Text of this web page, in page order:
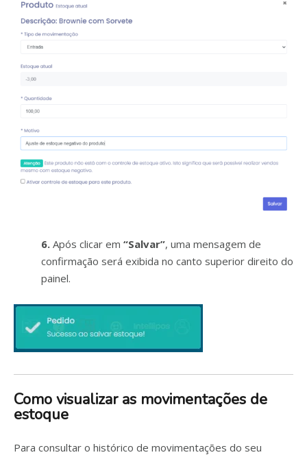
6. Após clicar em “Salvar”, uma mensagem de
confirmação será exibida no canto superior direito do
painel.
Como visualizar as movimentações de
estoque
Para consultar o histórico de movimentações do seu